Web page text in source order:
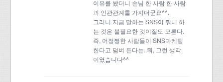
이유를 봤더니 손님 한 사람 한 사람
과 인관관계를 가지더군요^^.
그러니 지금 말하는 SNS이 뭐니 하
는 것은 불필요한 것이질도 모른다.
즉, 어정쩡한 사람들이 SNS마케팅
한다고 덤벼 든다는..뭐, 그런 생각
이였습니다^^